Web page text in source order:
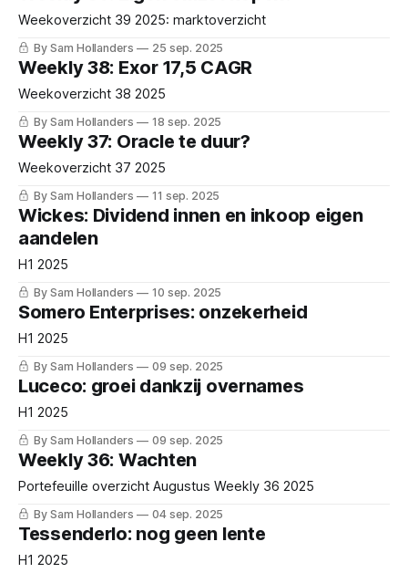
Weekoverzicht 39 2025: marktoverzicht
By Sam Hollanders 25 sep. 2025
Weekly 38: Exor 17,5 CAGR
Weekoverzicht 38 2025
By Sam Hollanders 18 sep. 2025
Weekly 37: Oracle te duur?
Weekoverzicht 37 2025
By Sam Hollanders 11 sep. 2025
Wickes: Dividend innen en inkoop eigen
aandelen
H1 2025
By Sam Hollanders 10 sep. 2025
Somero Enterprises: onzekerheid
H1 2025
By Sam Hollanders 09 sep. 2025
Luceco: groei dankzij overnames
H1 2025
By Sam Hollanders 09 sep. 2025
Weekly 36: Wachten
Portefeuille overzicht Augustus Weekly 36 2025
By Sam Hollanders 04 sep. 2025
Tessenderlo: nog geen lente
H1 2025